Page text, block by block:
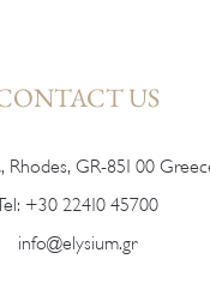
US
Rhodes, GR-851 00
+30 22410 45700
info@elysium.gr